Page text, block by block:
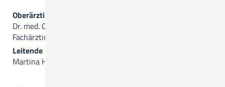
Oberärztin
Dr. med. Christine Lichtblau
Fachärztin für Psychiatrie, Psychotherapie und Neurologie
Leitende Dipl.-Psychologin
Martina Hasenpatt